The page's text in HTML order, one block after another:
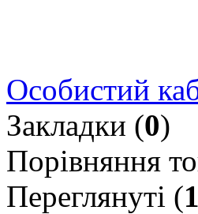
Особистий
Закладки (0)
Порівняння
Переглянуті (1